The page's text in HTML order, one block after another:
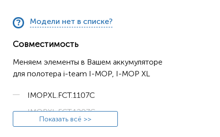
Модели нет в списке?
Совместимость
Меняем элементы в Вашем аккумуляторе
для полотера i-team I-MOP, I-MOP XL
IMOPXL.FCT.1107C
IMOPXL.FCT.1207C
IMOPXL.FCT.1307C
Показать всё >>